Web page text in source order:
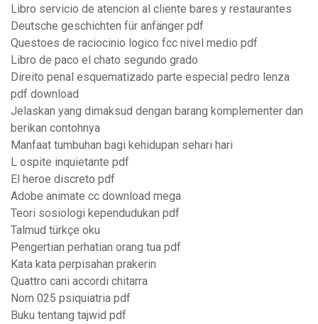
Libro servicio de atencion al cliente bares y restaurantes
Deutsche geschichten für anfänger pdf
Questoes de raciocinio logico fcc nivel medio pdf
Libro de paco el chato segundo grado
Direito penal esquematizado parte especial pedro lenza
pdf download
Jelaskan yang dimaksud dengan barang komplementer dan
berikan contohnya
Manfaat tumbuhan bagi kehidupan sehari hari
L ospite inquietante pdf
El heroe discreto pdf
Adobe animate cc download mega
Teori sosiologi kependudukan pdf
Talmud türkçe oku
Pengertian perhatian orang tua pdf
Kata kata perpisahan prakerin
Quattro cani accordi chitarra
Nom 025 psiquiatria pdf
Buku tentang tajwid pdf